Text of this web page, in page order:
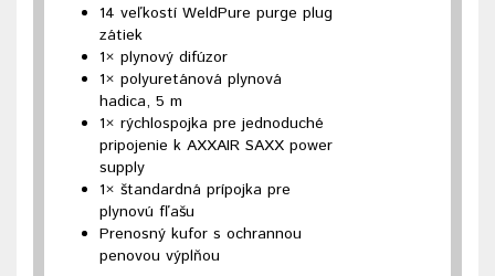
14 veľkostí WeldPure purge plug
zátiek
1× plynový difúzor
1× polyuretánová plynová
hadica, 5 m
1× rýchlospojka pre jednoduché
pripojenie k AXXAIR SAXX power
supply
1× štandardná prípojka pre
plynovú fľašu
Prenosný kufor s ochrannou
penovou výplňou